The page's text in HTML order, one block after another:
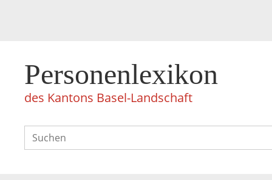
Personenlexikon
des Kantons Basel-Landschaft